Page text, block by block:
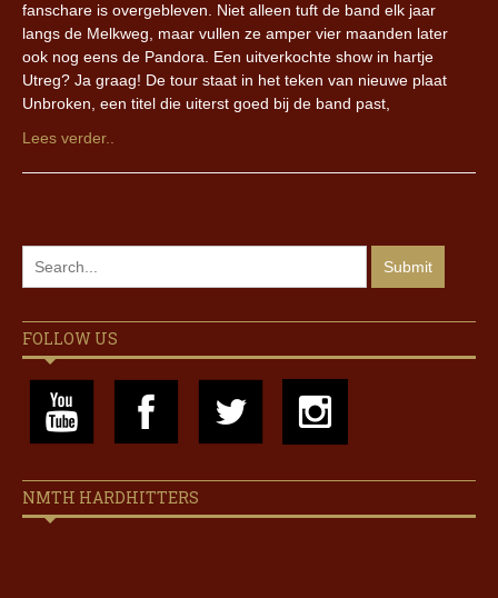
fanschare is overgebleven. Niet alleen tuft de band elk jaar
langs de Melkweg, maar vullen ze amper vier maanden later
ook nog eens de Pandora. Een uitverkochte show in hartje
Utreg? Ja graag! De tour staat in het teken van nieuwe plaat
Unbroken, een titel die uiterst goed bij de band past,
Lees verder..
FOLLOW US
NMTH HARDHITTERS